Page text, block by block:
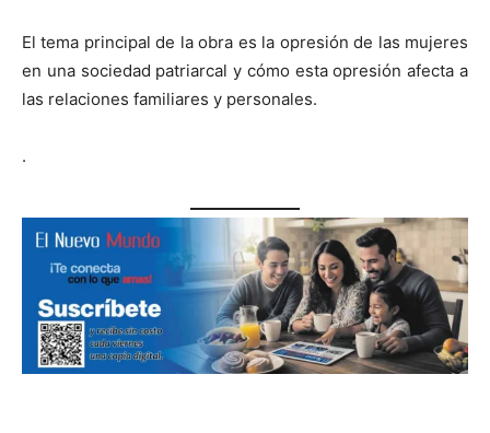
El tema principal de la obra es la opresión de las mujeres
en una sociedad patriarcal y cómo esta opresión afecta a
las relaciones familiares y personales.
.